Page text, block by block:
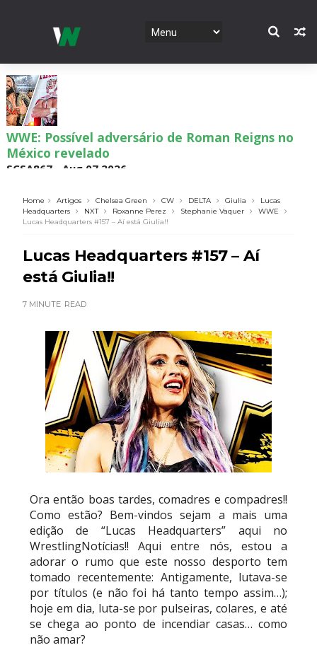
WWE: Possível adversário de Roman Reigns no
México revelado
SCSA867- Aug 07 2026
Agente livre de peso: Kairi Sane revela inúmeras
propostas após saída da WWE e pondera o
próximo passo
SCSA867- Aug 07 2026
por várias semanas
SCSA867-Aug 06 2026
ESTAGNAÇÃO NO MAIN EVENT? Triple H
responde a críticas e deixa aviso claro aos
lutadores da WWE
Unknown -Aug 06 2026
REGRESSO IMPRESSIONANTE NO RAW: Bully Ray
critica promo de Big Cass e sugere utilização de
frases icónicas
Unknown-Aug 06 2026
GUERRA EXTREMA NO GRAND SLAM MEXICO:
Will Ospreay supera Mark Davis num brutal
Street Fight com arame farpado
Home Artigos Chelsea Green CW DELTA Giulia
Lucas
Headquarters
NXT Roxanne Perez Stephanie Vaquer
WWE
Lucas Headquarters #157 – Aí está Giulia!!
Lucas Headquarters #157 – Aí
está Giulia!!
7 MINUTE READ
Ora então boas tardes, comadres e compadres!!
Como estão? Bem-vindos sejam a mais uma
edição de “Lucas Headquarters” aqui no
WrestlingNotícias!! Aqui entre nós, estou a
adorar o rumo que este nosso desporto tem
tomado recentemente: Antigamente, lutava-se
por títulos (e não foi há tanto tempo assim…);
hoje em dia, luta-se por pulseiras, colares, e até
se chega ao ponto de incendiar casas… como
não amar?